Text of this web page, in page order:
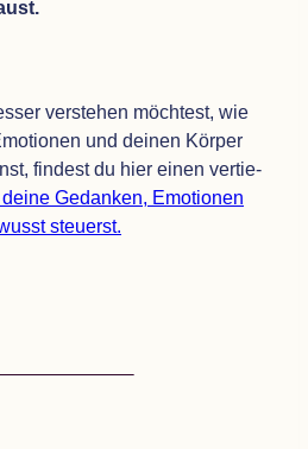
ver­ste­hen möch­test, wie
und dei­nen Kör­per
fin­dest du hier einen ver­tie­
Gedan­ken, Emo­tio­nen
steuerst.